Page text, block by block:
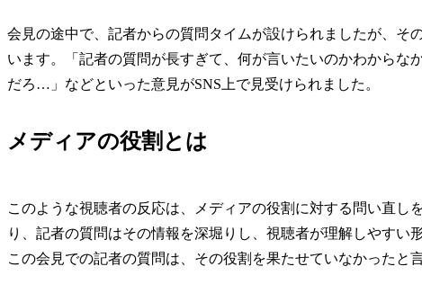
会見の途中で、記者からの質問タイムが設けられましたが、そ
います。「記者の質問が長すぎて、何が言いたいのかわからな
だろ…」などといった意見がSNS上で見受けられました。
メディアの役割とは
このような視聴者の反応は、メディアの役割に対する問い直し
り、記者の質問はその情報を深堀りし、視聴者が理解しやすい
この会見での記者の質問は、その役割を果たせていなかったと